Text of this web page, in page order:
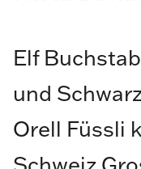
Elf
und
Orell Füssli